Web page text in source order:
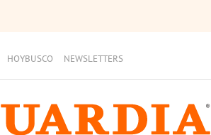
HOYBUSCO NEWSLETTERS